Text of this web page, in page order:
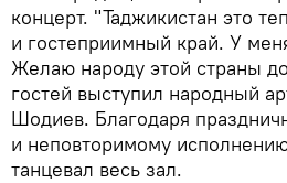
концерт. "Таджикистан это
и гостеприимный край. У
Желаю народу этой страны
гостей выступил народный
Шодиев. Благодаря
и неповторимому
танцевал весь зал.